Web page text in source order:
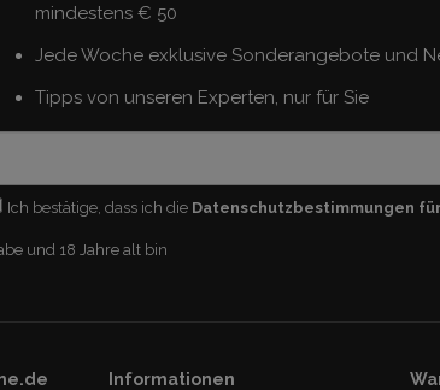
mindestens € 50
Jede Woche exklusive Sonderangebote und
Tipps von unseren Experten, nur für Sie
Ich bestätige, dass ich die Datenschutzbestimmungen
und 18 Jahre alt bin
Informationen